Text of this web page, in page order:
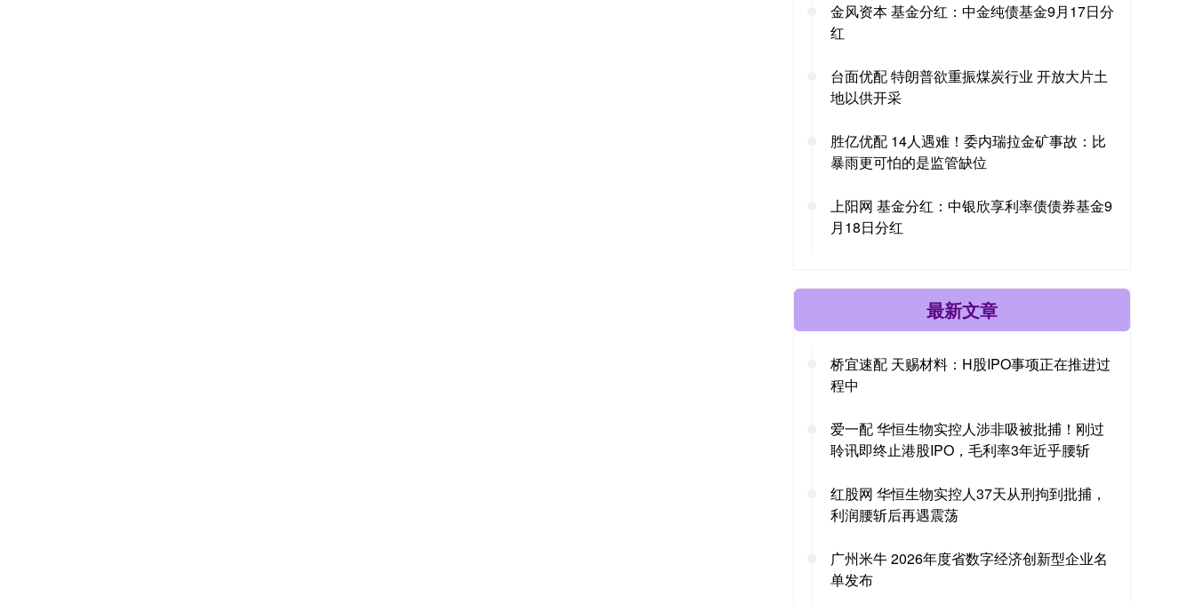
金风资本 基金分红：中金纯债基金9月17日分
红
台面优配 特朗普欲重振煤炭行业 开放大片土
地以供开采
胜亿优配 14人遇难！委内瑞拉金矿事故：比
暴雨更可怕的是监管缺位
上阳网 基金分红：中银欣享利率债债券基金9
月18日分红
最新文章
桥宜速配 天赐材料：H股IPO事项正在推进过
程中
爱一配 华恒生物实控人涉非吸被批捕！刚过
聆讯即终止港股IPO，毛利率3年近乎腰斩
红股网 华恒生物实控人37天从刑拘到批捕，
利润腰斩后再遇震荡
广州米牛 2026年度省数字经济创新型企业名
单发布